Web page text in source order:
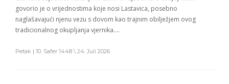
govorio je o vrijednostima koje nosi Lastavica, posebno
naglašavajući njenu vezu s dovom kao trajnim obilježjem ovog
tradicionalnog okupljanja vjernika….
Petak | 10. Safer 1448 \ 24. Juli 2026